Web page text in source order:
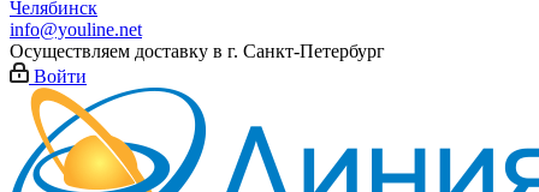
Челябинск
info@youline.net
Осуществляем доставку в г. Санкт-Петербург
Войти